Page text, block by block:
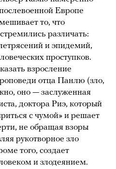
Европе
то, что
различать:
и эпидемий,
проступков.
взросление
отца Панлю (зло,
оно — заслуженная
доктора Риэ, который
с чумой» и решает
не обращая взоры
рукотворное зло
того, создает
и злодеянием.